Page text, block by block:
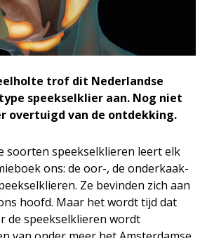
trof dit Nederlandse
speekselklier aan. Nog niet
overtuigd van de ontdekking.
soorten speekselklieren leert elk
ons: de oor-, de onderkaak-
Ze bevinden zich aan
hoofd. Maar het wordt tijd dat
de speekselklieren wordt